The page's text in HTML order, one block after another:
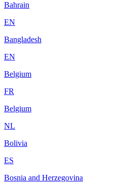
Bahrain
EN
Bangladesh
EN
Belgium
FR
Belgium
NL
Bolivia
ES
Bosnia and Herzegovina